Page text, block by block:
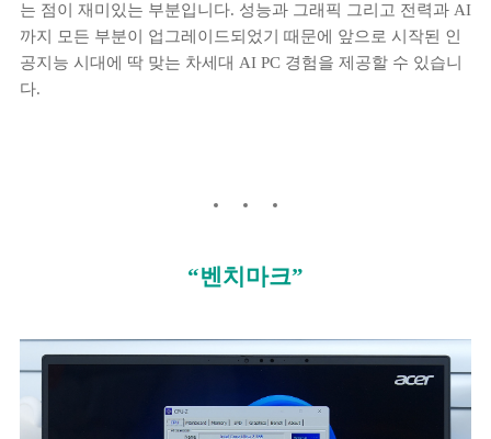
는 점이 재미있는 부분입니다. 성능과 그래픽 그리고 전력과 AI
까지 모든 부분이 업그레이드되었기 때문에 앞으로 시작된 인
공지능 시대에 딱 맞는 차세대 AI PC 경험을 제공할 수 있습니
다.
“벤치마크”